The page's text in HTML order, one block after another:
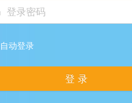
自动登录
登 录